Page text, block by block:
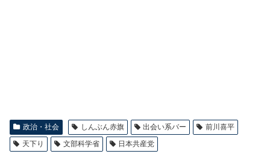
政治・社会 しんぶん赤旗 出会い系バー
前川喜平
天下り
文部科学省 日本共産党